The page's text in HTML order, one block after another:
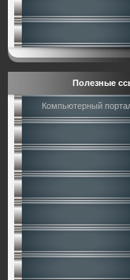
Полезные
Компьютерный